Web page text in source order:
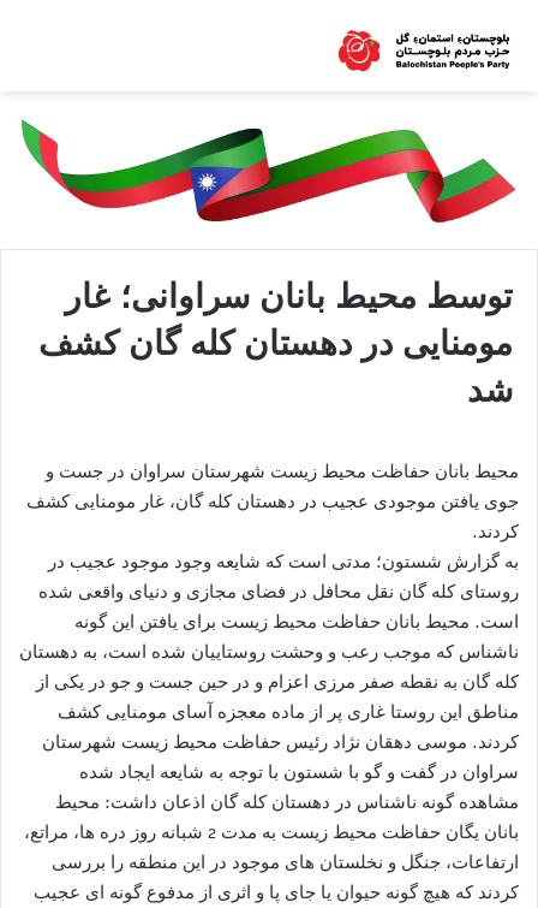
توسط محیط بانان سراوانی؛ غار
مومنایی در دهستان کله گان کشف
شد
محیط بانان حفاظت محیط زیست شهرستان سراوان در جست و
جوی یافتن موجودی عجیب در دهستان کله گان، غار مومنایی کشف
کردند.
به گزارش شستون؛ مدتی است که شایعه وجود موجود عجیب در
روستای کله گان نقل محافل در فضای مجازی و دنیای واقعی شده
است. محیط بانان حفاظت محیط زیست برای یافتن این گونه
ناشناس که موجب رعب و وحشت روستاییان شده است، به دهستان
کله گان به نقطه صفر مرزی اعزام و در حین جست و جو در یکی از
مناطق این روستا غاری پر از ماده معجزه آسای مومنایی کشف
کردند. موسی دهقان نژاد رئیس حفاظت محیط زیست شهرستان
سراوان در گفت و گو با شستون با توجه به شایعه ایجاد شده
مشاهده گونه ناشناس در دهستان کله گان اذعان داشت: محیط
بانان یگان حفاظت محیط زیست به مدت 2 شبانه روز دره ها، مراتع،
ارتفاعات، جنگل و نخلستان های موجود در این منطقه را بررسی
کردند که هیچ گونه حیوان یا جای پا و اثری از مدفوع گونه ای عجیب